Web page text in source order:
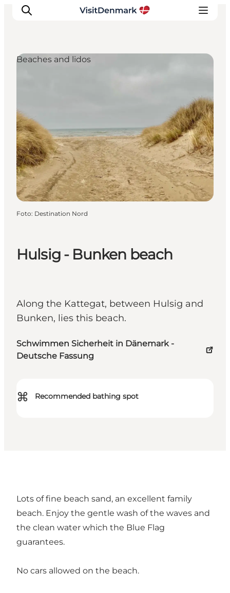
Cosa fare
Dove dormire
Pianifica il viaggio
Hulsig - Bunken beach
Along the Kattegat, between Hulsig and
Bunken, lies this beach.
Schwimmen Sicherheit in Dänemark -
Deutsche Fassung
⌘ Recommended bathing spot
Beaches and lidos
Foto: Destination Nord
Lots of fine beach sand, an excellent family
beach. Enjoy the gentle wash of the waves and
the clean water which the Blue Flag
guarantees.
No cars allowed on the beach.